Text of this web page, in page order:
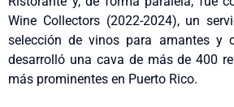
Wine Collectors (2022-2024), un
selección de vinos para amantes y
desarrolló una cava de más de 400
más prominentes en Puerto Rico.